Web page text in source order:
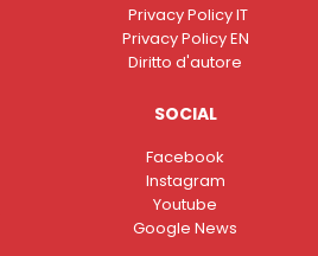
Privacy Policy IT
Privacy Policy EN
Diritto d'autore
SOCIAL
Facebook
Instagram
Youtube
Google News